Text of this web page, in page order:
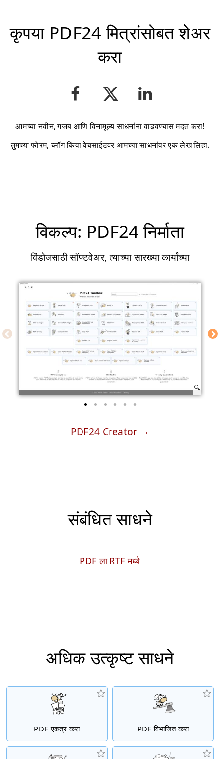
कृपया PDF24 मित्रांसोबत शेअर
करा
आमच्या नवीन, गजब आणि विनामूल्य साधनांना वाढवण्यास मदत करा!
तुमच्या फोरम, ब्लॉग किंवा वेबसाईटवर आमच्या साधनांवर एक लेख लिहा.
विकल्प: PDF24 निर्माता
विंडोजसाठी सॉफ्टवेअर, त्याच्या सारख्या कार्यांच्या
PDF24 Creator
संबंधित साधने
PDF ला RTF मध्ये
अधिक उत्कृष्ट साधने
PDF एकत्र करा PDF विभाजित करा